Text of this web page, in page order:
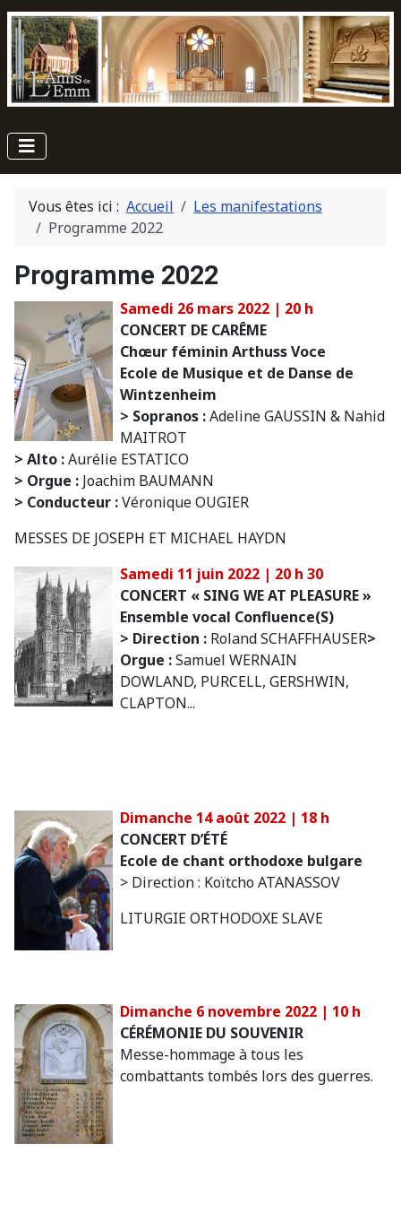
Vous êtes ici : Accueil
Les manifestations
Programme 2022
Programme 2022
Samedi 26 mars 2022 | 20 h
CONCERT DE CARÊME
Chœur féminin Arthuss Voce
Ecole de Musique et de Danse de
Wintzenheim
> Sopranos :Adeline GAUSSIN & Nahid
MAITROT
> Alto :Aurélie ESTATICO
> Orgue : Joachim BAUMANN
> Conducteur :Véronique OUGIER
MESSES DE JOSEPH ET MICHAEL HAYDN
Samedi 11 juin 2022 | 20 h 30
CONCERT « SING WE AT PLEASURE »
Ensemble vocal Confluence(S)
> Direction : Roland SCHAFFHAUSER>
Orgue :Samuel WERNAIN
DOWLAND, PURCELL, GERSHWIN,
CLAPTON...
Dimanche 14 août 2022 | 18 h
CONCERT D’ÉTÉ
Ecole de chant orthodoxe bulgare
> Direction : Koïtcho ATANASSOV
LITURGIE ORTHODOXE SLAVE
Dimanche 6 novembre 2022 | 10 h
CÉRÉMONIE DU SOUVENIR
Messe-hommage à tous les
combattants tombés lors des guerres.